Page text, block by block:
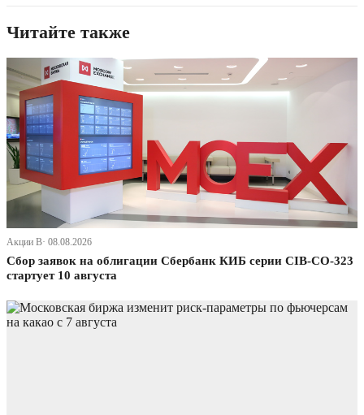
Читайте также
Акции В· 08.08.2026
Сбор заявок на облигации Сбербанк КИБ серии CIB-CO-323
стартует 10 августа